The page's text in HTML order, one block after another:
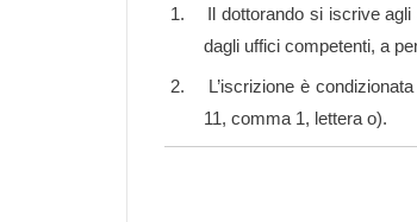
1. Il dottorando si iscrive agli
dagli uffici competenti, a
2. L’iscrizione è condizionata
11, comma 1, lettera o).